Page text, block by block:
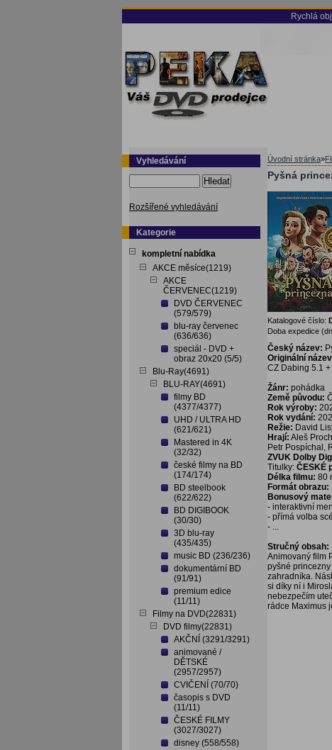
Rychlá
Vyhledávání
Hledat
Rozšířené vyhledávání
Kategorie
kompletní nabídka
AKCE měsíce(1219)
AKCE
ČERVENEC(1219)
DVD ČERVENEC
(579/579)
blu-ray červenec
(636/636)
speciál - DVD +
obraz 20x20 (5/5)
Blu-Ray(4691)
BLU-RAY(4691)
filmy BD
(4377/4377)
UHD / ULTRA HD
(621/621)
Mastered in 4K
(32/32)
české filmy na BD
(174/174)
BD steelbook
(622/622)
BD DIGIBOOK
(30/30)
3D blu-ray
(435/435)
music BD (236/236)
dokumentární BD
(91/91)
premium edice
(11/11)
Filmy na DVD(22831)
DVD filmy(22831)
AKČNÍ (3291/3291)
animované /
DĚTSKÉ
(2957/2957)
CVIČENÍ (70/70)
časopis s DVD
(11/11)
ČESKÉ FILMY
(3027/3027)
disney (558/558)
Úvodní stránka»
Pyšná
Katalogové číslo:
Doba expedice
Český název:
Originální
CZ Dabing 5.1
Žánr: pohádka
Země původu:
Rok výroby:
Rok vydání:
Režie: David
Hrají: Aleš
Petr Pospíchal,
ZVUK Dolby
Titulky: ČESKÉ
Délka filmu: 80
Formát obrazu:
Bonusový
- interaktivní
- přímá volba
- ...
Stručný obsah:
Animovaný film
pyšné
zahradníka.
si díky ní i
nebezpečím
rádce Maximus